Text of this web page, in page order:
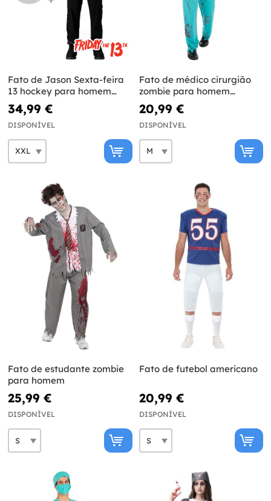
Fato de Jason Sexta-feira
13 hockey para homem
com machete tamanho
grande
34,99 €
DISPONÍVEL
Fato de médico cirurgião
zombie para homem
tamanho grande
20,99 €
DISPONÍVEL
Fato de estudante zombie
para homem
25,99 €
DISPONÍVEL
Fato de futebol americano
20,99 €
DISPONÍVEL